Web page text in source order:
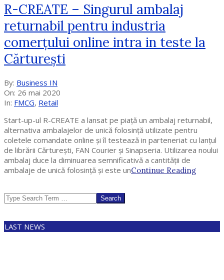
R-CREATE – Singurul ambalaj
returnabil pentru industria
comerţului online intra in teste la
Cărtureşti
2020-
05-
26
By: Business IN
On: 26 mai 2020
In: FMCG, Retail
Start-up-ul R-CREATE a lansat pe piață un ambalaj returnabil,
alternativa ambalajelor de unică folosinţă utilizate pentru
coletele comandate online şi îl testează in parteneriat cu lanţul
de librării Cărtureşti, FAN Courier şi Sinapseria. Utilizarea noului
ambalaj duce la diminuarea semnificativă a cantităţii de
ambalaje de unică folosinţă şi este unContinue Reading
Search
LAST NEWS